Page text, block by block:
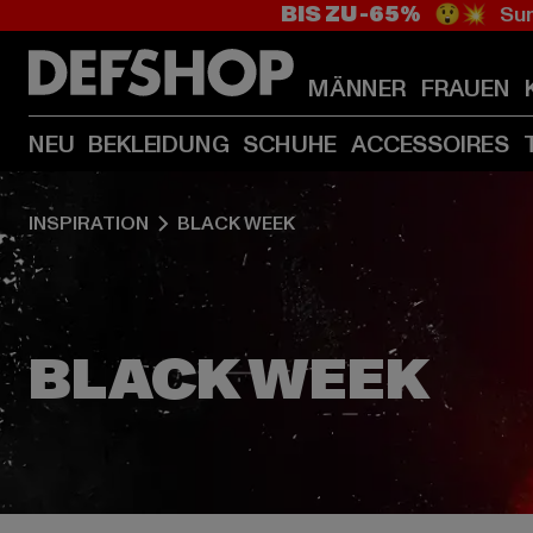
BIS ZU -65% 😲💥
MÄNNER FRAUEN
NEU BEKLEIDUNG SCHUHE ACCESSOIRES
INSPIRATION BLACK WEEK